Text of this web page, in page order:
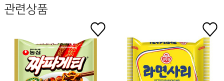
관련상품